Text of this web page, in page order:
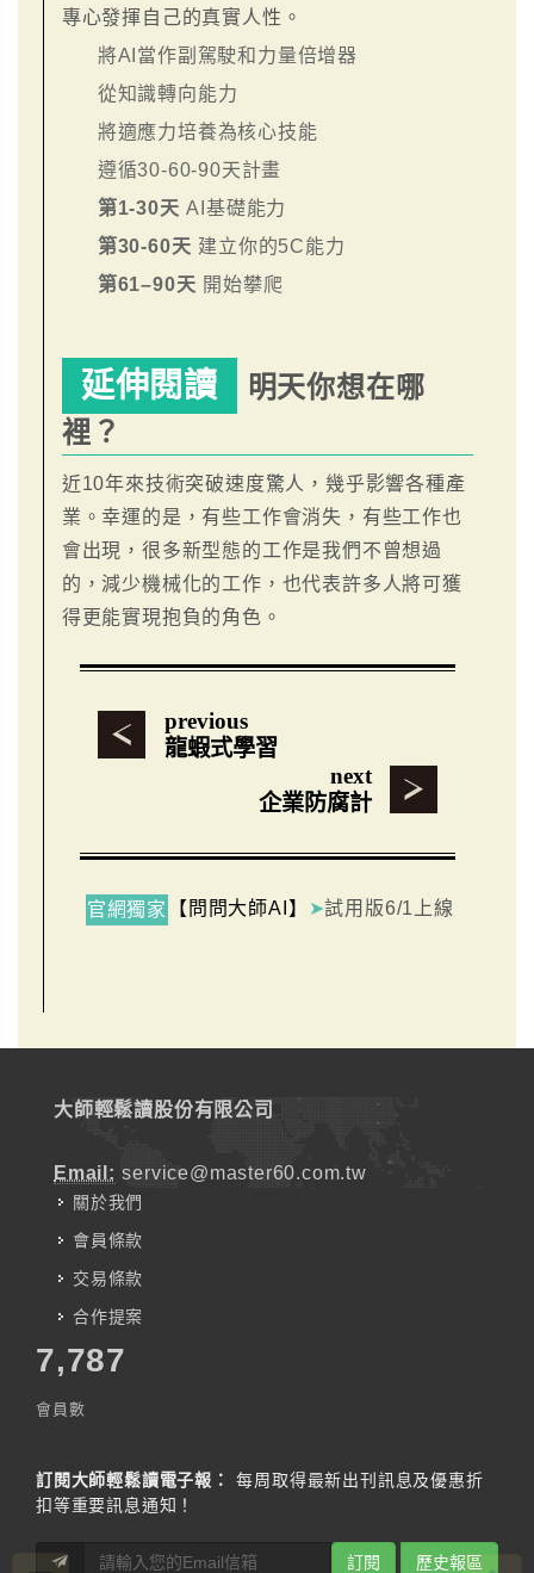
專心發揮自己的真實人性。
將AI當作副駕駛和力量倍增器
從知識轉向能力
將適應力培養為核心技能
遵循30-60-90天計畫
第1-30天 AI基礎能力
第30-60天 建立你的5C能力
第61–90天 開始攀爬
延伸閱讀
明天你想在哪
裡？
近10年來技術突破速度驚人，幾乎影響各種產
業。幸運的是，有些工作會消失，有些工作也
會出現，很多新型態的工作是我們不曾想過
的，減少機械化的工作，也代表許多人將可獲
得更能實現抱負的角色。
previous
龍蝦式學習
next
企業防腐計
官網獨家 【問問大師AI】 ➤試用版6/1上線
大師輕鬆讀股份有限公司
Email: service@master60.com.tw
關於我們
會員條款
交易條款
合作提案
7,787
會員數
訂閱大師輕鬆讀電子報：
每周取得最新出刊訊息及優惠折
扣等重要訊息通知！
訂閱 歷史報區